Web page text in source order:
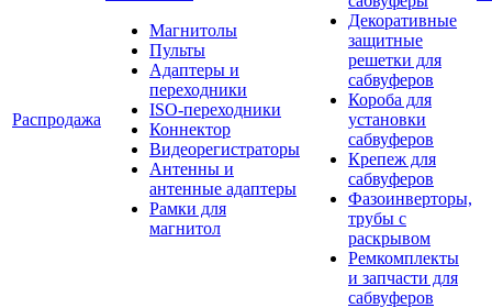
Распродажа
Магнитолы
Пульты
Адаптеры и
переходники
ISO-переходники
Коннектор
Видеорегистраторы
Антенны и
антенные адаптеры
Рамки для
магнитол
Декоративные
защитные
решетки для
сабвуферов
Короба для
установки
сабвуферов
Крепеж для
сабвуферов
Фазоинверторы,
трубы с
раскрывом
Ремкомплекты
и запчасти для
сабвуферов